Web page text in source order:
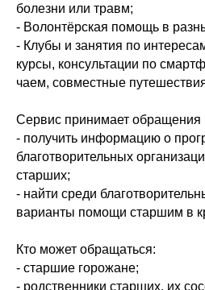
болезни или травм;
- Волонтёрская помощь в
- Клубы и занятия по
курсы, консультации по
чаем, совместные
Сервис принимает
- получить информацию о
благотворительных
старших;
- найти среди
варианты помощи старшим в
Кто может обращаться:
- старшие горожане;
- родственники старших, их